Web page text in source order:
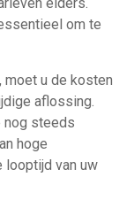
om te
u de kosten
aflossing.
nog steeds
hoge
looptijd van uw